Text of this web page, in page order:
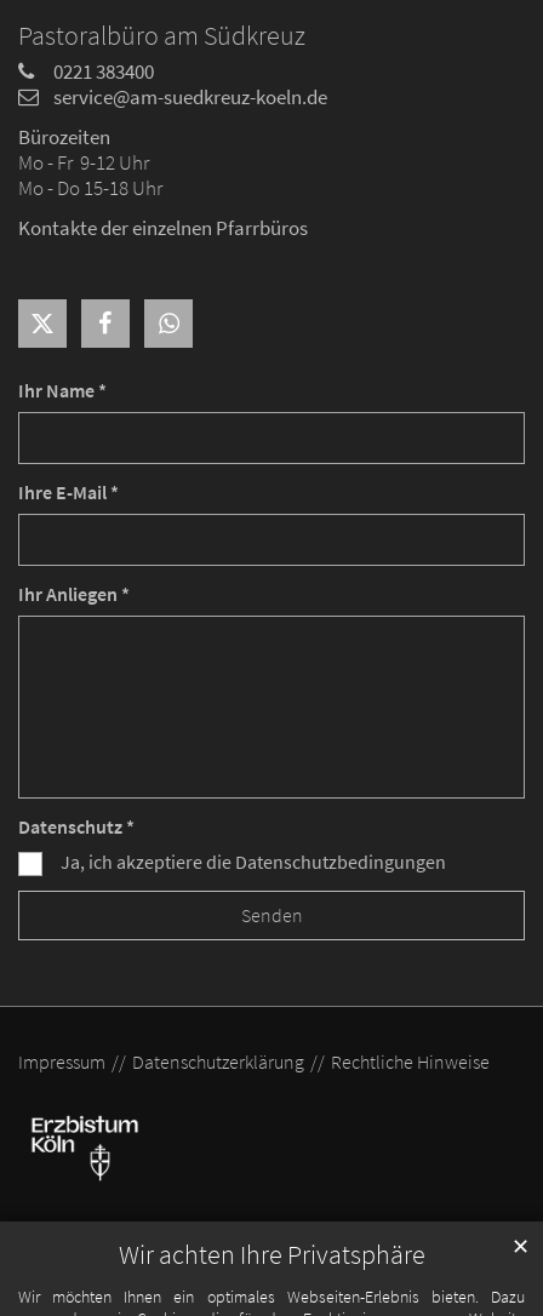
Wir achten Ihre Privatsphäre
Wir möchten Ihnen ein optimales Webseiten-Erlebnis bieten. Dazu
✕
Ihr Name *
Ihre E-Mail *
Ihr Anliegen *
Datenschutz *
Ja, ich akzeptiere die Datenschutzbedingungen
Pastoralbüro am Südkreuz
0221 383400
service@am-suedkreuz-koeln.de
Bürozeiten
Mo - Fr 9-12 Uhr
Mo - Do 15-18 Uhr
Kontakte der einzelnen Pfarrbüros
Impressum Datenschutzerklärung Rechtliche Hinweise